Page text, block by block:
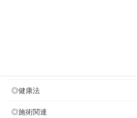
◎健康法
◎施術関連